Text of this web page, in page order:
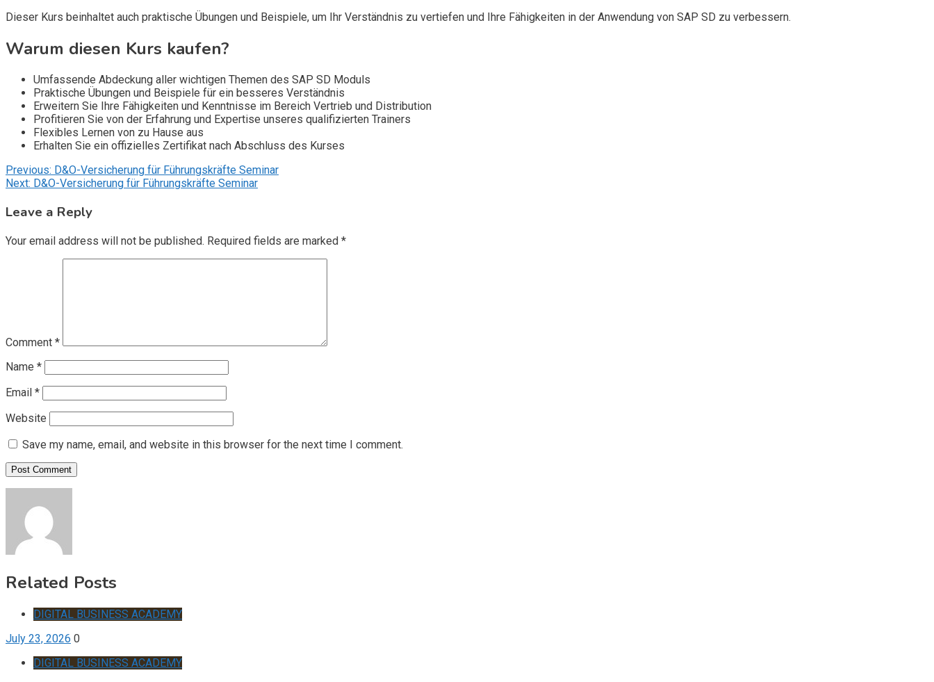
Dieser Kurs beinhaltet auch praktische Übungen und Beispiele, um Ihr Verständnis zu vertiefen und Ihre Fähigkeiten in der Anwendung von SAP SD zu verbessern.
Warum diesen Kurs kaufen?
Umfassende Abdeckung aller wichtigen Themen des SAP SD Moduls
Praktische Übungen und Beispiele für ein besseres Verständnis
Erweitern Sie Ihre Fähigkeiten und Kenntnisse im Bereich Vertrieb und Distribution
Profitieren Sie von der Erfahrung und Expertise unseres qualifizierten Trainers
Flexibles Lernen von zu Hause aus
Erhalten Sie ein offizielles Zertifikat nach Abschluss des Kurses
Post
Previous: D&O-Versicherung für Führungskräfte Seminar
Next: D&O-Versicherung für Führungskräfte Seminar
Leave a Reply
Your email address will not be published. Required fields are marked *
Comment *
Name *
Email *
Website
Save my name, email, and website in this browser for the next time I comment.
Related Posts
DIGITAL BUSINESS ACADEMY
July 23, 2026 0
DIGITAL BUSINESS ACADEMY